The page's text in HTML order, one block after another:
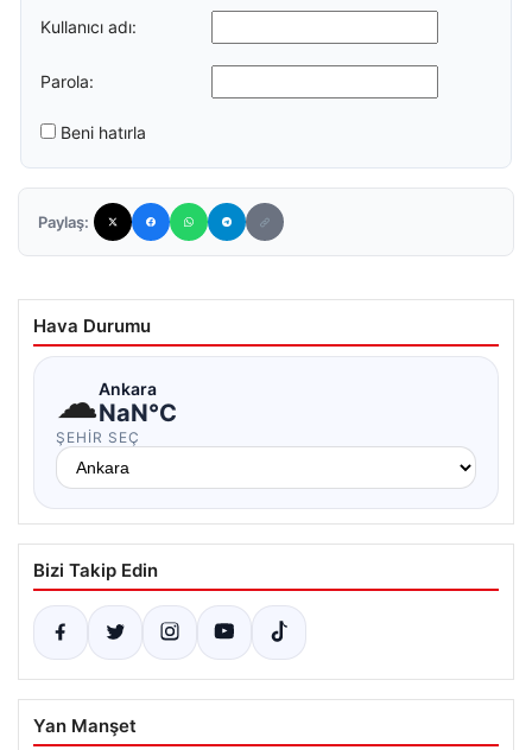
Kullanıcı adı:
Parola:
Beni hatırla
Paylaş:
Hava Durumu
☁Ankara
NaN°C
ŞEHIR SEÇ
Bizi Takip Edin
Yan Manşet